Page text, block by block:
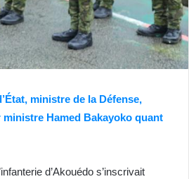
ministre de la Défense,
Hamed Bakayoko quant
d’Akouédo s’inscrivait